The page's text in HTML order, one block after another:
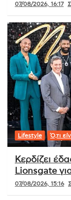
07/08/2026, 16:17
Lifestyle Ό,τι
Κερδίζει
Lionsgate
07/08/2026, 15:16